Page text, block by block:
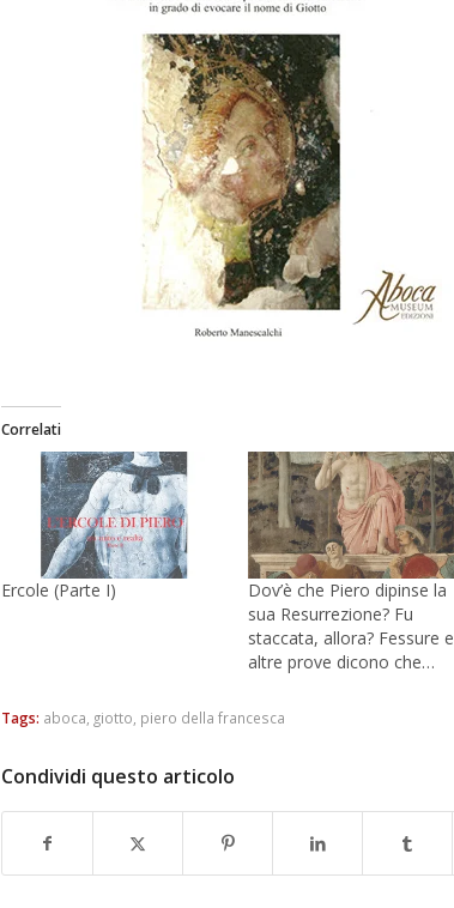
Correlati
Ercole (Parte I)
Dov’è che Piero dipinse la
sua Resurrezione? Fu
staccata, allora? Fessure e
altre prove dicono che…
Tags: aboca, giotto, piero della francesca
Condividi questo articolo